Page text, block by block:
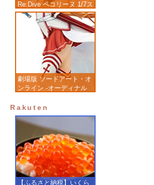
Re:Dive ペコリーヌ 1/7ス
ケール 塗装済み完成品フ
ィギュア
劇場版 ソードアート・オ
ンライン -オーディナル
成品フィギュア
Rakuten
【ふるさと納税】いくら